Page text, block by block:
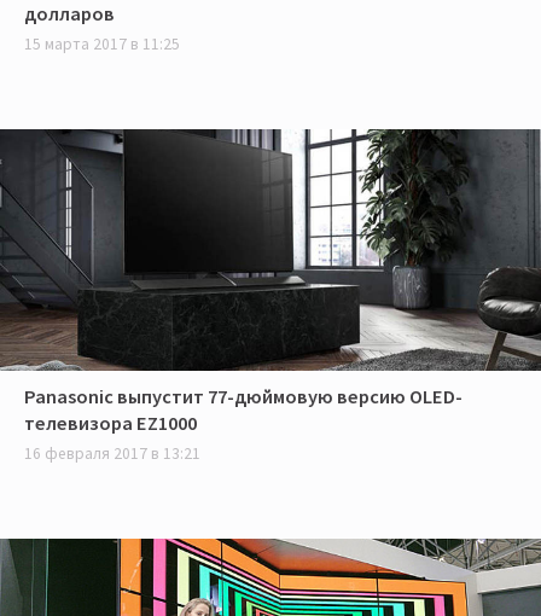
долларов
15 марта 2017 в 11:25
Panasonic выпустит 77-дюймовую версию OLED-
телевизора EZ1000
16 февраля 2017 в 13:21